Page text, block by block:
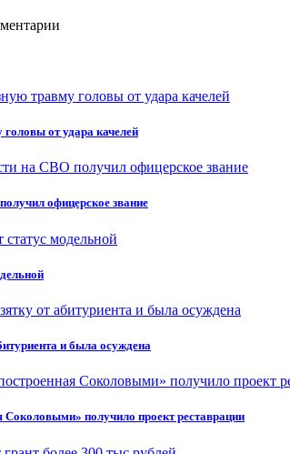
от удара качелей
офицерское звание
и была осуждена
получило проект реставрации